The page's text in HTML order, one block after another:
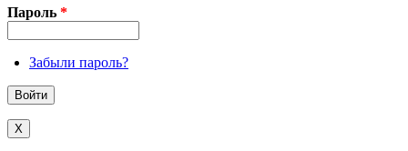
X
Пароль *
Забыли пароль?
X